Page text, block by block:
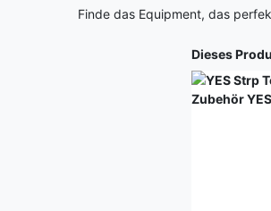
Finde das Equipment, das
Dieses